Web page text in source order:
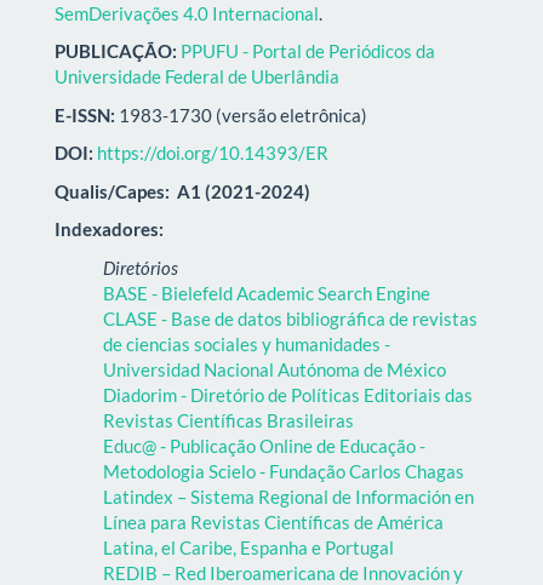
SemDerivações 4.0 Internacional.
PUBLICAÇÃO: PPUFU - Portal de Periódicos da
Universidade Federal de Uberlândia
E-ISSN: 1983-1730 (versão eletrônica)
DOI: https://doi.org/10.14393/ER
Qualis/Capes: A1 (2021-2024)
Indexadores:
Diretórios
BASE - Bielefeld Academic Search Engine
CLASE - Base de datos bibliográfica de revistas
de ciencias sociales y humanidades -
Universidad Nacional Autónoma de México
Diadorim - Diretório de Políticas Editoriais das
Revistas Científicas Brasileiras
Educ@ - Publicação Online de Educação -
Metodologia Scielo - Fundação Carlos Chagas
Latindex – Sistema Regional de Información en
Línea para Revistas Científicas de América
Latina, el Caribe, Espanha e Portugal
REDIB – Red Iberoamericana de Innovación y